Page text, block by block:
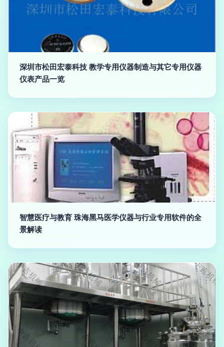
深圳市松田宏泰科技 教学专用仪器制造与其它专用仪器
仪表产品一览
智慧医疗与教育 珠海黑马医学仪器与行业专用软件的全
景解读